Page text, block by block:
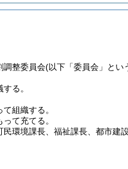
調整委員会(以下「委員会」とい
る。
組織する。
て充てる。
環境課長、福祉課長、都市建